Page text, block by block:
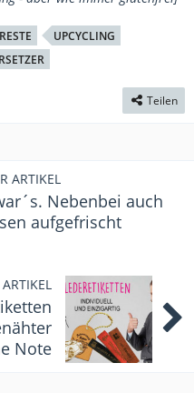
UPCYCLING
Teilen
ARTIKEL
Nebenbei auch
aufgefrischt
Note